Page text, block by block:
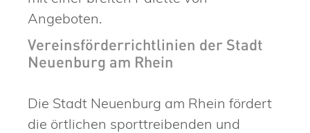
Angeboten.
Vereinsförderrichtlinien der Stadt
Neuenburg am Rhein
Die Stadt Neuenburg am Rhein fördert
die örtlichen sporttreibenden und